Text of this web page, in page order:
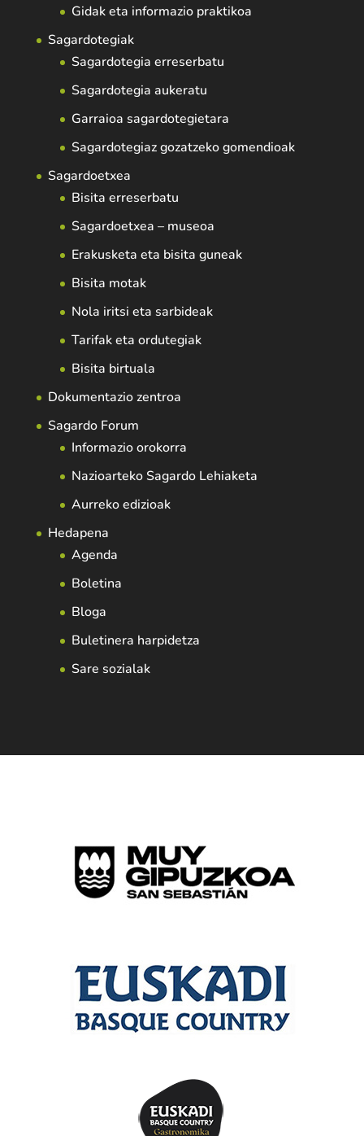
Gidak eta informazio praktikoa
Sagardotegiak
Sagardotegia erreserbatu
Sagardotegia aukeratu
Garraioa sagardotegietara
Sagardotegiaz gozatzeko gomendioak
Sagardoetxea
Bisita erreserbatu
Sagardoetxea – museoa
Erakusketa eta bisita guneak
Bisita motak
Nola iritsi eta sarbideak
Tarifak eta ordutegiak
Bisita birtuala
Dokumentazio zentroa
Sagardo Forum
Informazio orokorra
Nazioarteko Sagardo Lehiaketa
Aurreko edizioak
Hedapena
Agenda
Boletina
Bloga
Buletinera harpidetza
Sare sozialak